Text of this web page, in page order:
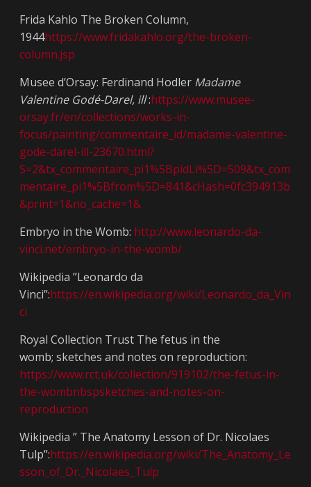
Frida Kahlo The Broken Column,
1944https://www.fridakahlo.org/the-broken-
column.jsp
Musee d’Orsay: Ferdinand Hodler Madame
Valentine Godé-Darel, ill:https://www.musee-
orsay.fr/en/collections/works-in-
focus/painting/commentaire_id/madame-valentine-
gode-darel-ill-23670.html?
S=2&tx_commentaire_pi1%5BpidLi%5D=509&tx_com
mentaire_pi1%5Bfrom%5D=841&cHash=0fc394913b
&print=1&no_cache=1&
Embryo in the Womb: http://www.leonardo-da-
vinci.net/embryo-in-the-womb/
Wikipedia ”Leonardo da
Vinci”:https://en.wikipedia.org/wiki/Leonardo_da_Vin
ci
Royal Collection Trust The fetus in the
womb; sketches and notes on reproduction:
https://www.rct.uk/collection/919102/the-fetus-in-
the-wombnbspsketches-and-notes-on-
reproduction
Wikipedia ” The Anatomy Lesson of Dr. Nicolaes
Tulp”:https://en.wikipedia.org/wiki/The_Anatomy_Le
sson_of_Dr._Nicolaes_Tulp